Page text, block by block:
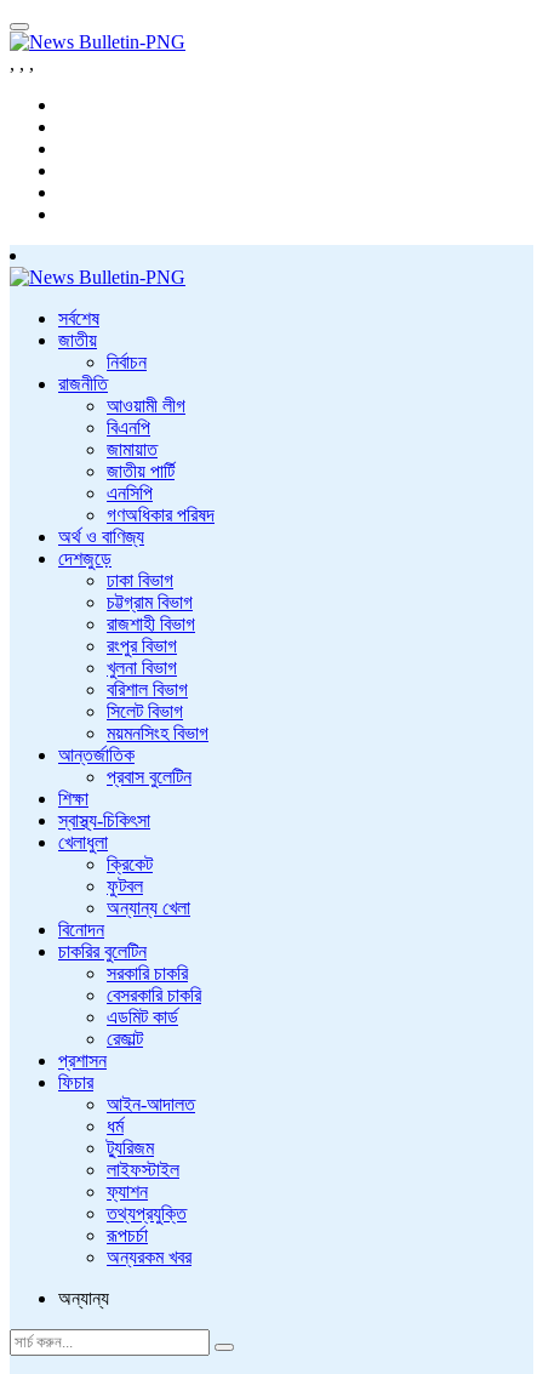
, , ,
সর্বশেষ
জাতীয়
নির্বাচন
রাজনীতি
আওয়ামী লীগ
বিএনপি
জামায়াত
জাতীয় পার্টি
এনসিপি
গণঅধিকার পরিষদ
অর্থ ও বাণিজ্য
দেশজুড়ে
ঢাকা বিভাগ
চট্টগ্রাম বিভাগ
রাজশাহী বিভাগ
রংপুর বিভাগ
খুলনা বিভাগ
বরিশাল বিভাগ
সিলেট বিভাগ
ময়মনসিংহ বিভাগ
আন্তর্জাতিক
প্রবাস বুলেটিন
শিক্ষা
স্বাস্থ্য-চিকিৎসা
খেলাধুলা
ক্রিকেট
ফুটবল
অন্যান্য খেলা
বিনোদন
চাকরির বুলেটিন
সরকারি চাকরি
বেসরকারি চাকরি
এডমিট কার্ড
রেজাল্ট
প্রশাসন
ফিচার
আইন-আদালত
ধর্ম
ট্যুরিজম
লাইফস্টাইল
ফ্যাশন
তথ্যপ্রযুক্তি
রূপচর্চা
অন্যরকম খবর
অন্যান্য